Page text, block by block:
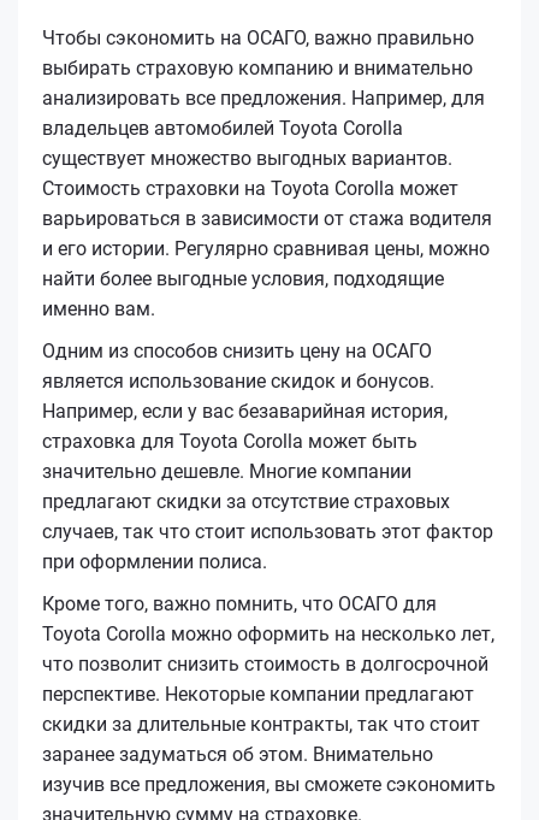
Чтобы сэкономить на ОСАГО, важно правильно
выбирать страховую компанию и внимательно
анализировать все предложения. Например, для
владельцев автомобилей Toyota Corolla
существует множество выгодных вариантов.
Стоимость страховки на Toyota Corolla может
варьироваться в зависимости от стажа водителя
и его истории. Регулярно сравнивая цены, можно
найти более выгодные условия, подходящие
именно вам.
Одним из способов снизить цену на ОСАГО
является использование скидок и бонусов.
Например, если у вас безаварийная история,
страховка для Toyota Corolla может быть
значительно дешевле. Многие компании
предлагают скидки за отсутствие страховых
случаев, так что стоит использовать этот фактор
при оформлении полиса.
Кроме того, важно помнить, что ОСАГО для
Toyota Corolla можно оформить на несколько лет,
что позволит снизить стоимость в долгосрочной
перспективе. Некоторые компании предлагают
скидки за длительные контракты, так что стоит
заранее задуматься об этом. Внимательно
изучив все предложения, вы сможете сэкономить
значительную сумму на страховке.